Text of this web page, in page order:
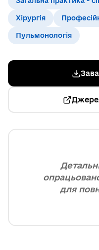
Хірургія
Пульмонологія
для